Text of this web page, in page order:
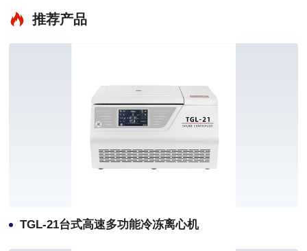
推荐产品
TGL-21台式高速多功能冷冻离心机